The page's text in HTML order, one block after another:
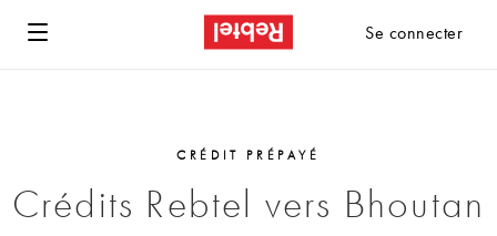
Se connecter
CRÉDIT PRÉPAYÉ
Crédits Rebtel vers Bhoutan